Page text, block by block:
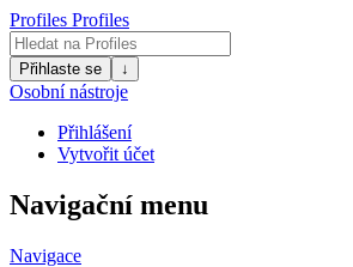
Profiles Profiles
Přihlaste se ↓
Osobní nástroje
Přihlášení
Vytvořit účet
Navigační menu
Navigace